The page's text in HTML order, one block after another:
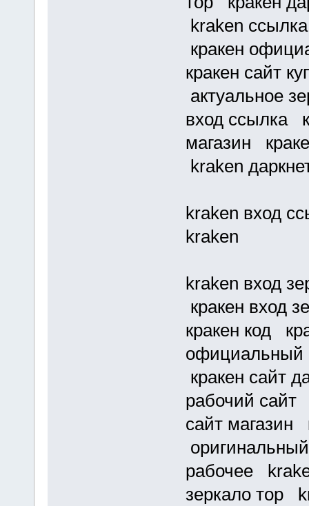
kraken
кракен
кракен сайт
актуальное
вход ссылка
магазин
kraken
kraken вход
kraken
kraken вход
кракен вход
кракен код
официальный
кракен сайт
рабочий сайт
сайт магазин
рабочее
зеркало тор